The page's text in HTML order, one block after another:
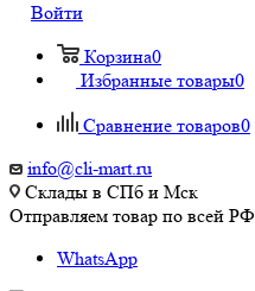
Войти
Корзина0
Избранные товары0
Сравнение товаров0
info@cli-mart.ru
Склады в СПб и Мск
Отправляем товар по всей РФ
WhatsApp